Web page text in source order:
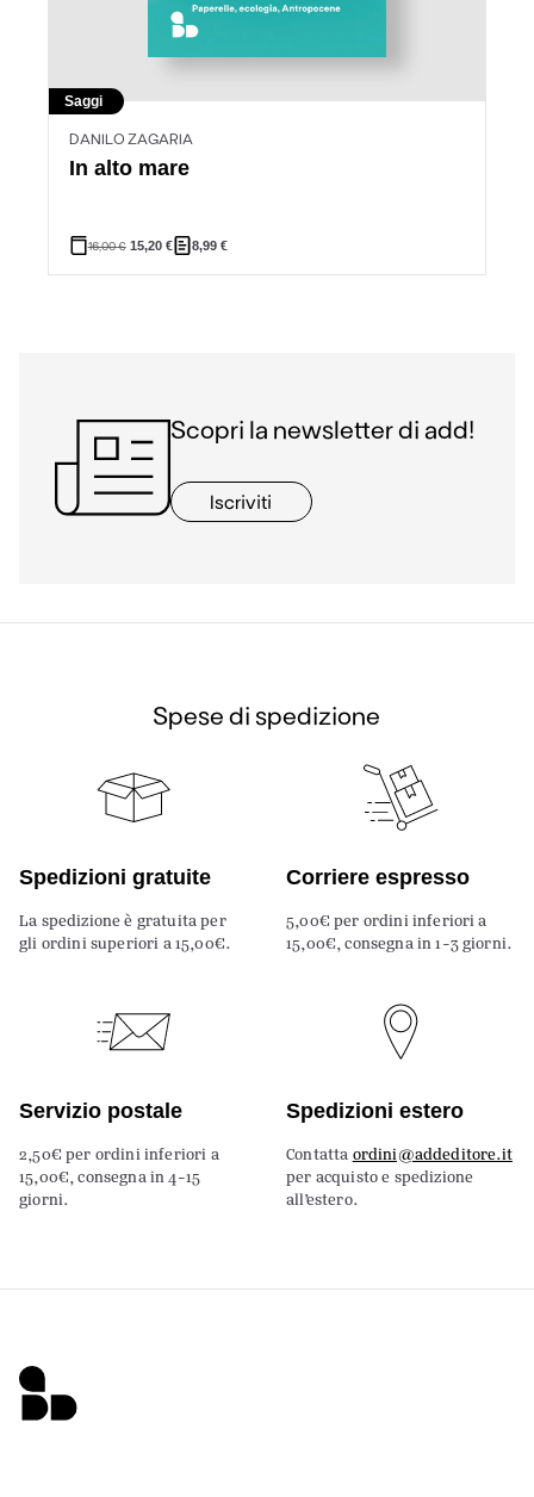
Saggi
DANILO ZAGARIA
In alto mare
16,00€ 15,20 € 8,99 €
Scopri la newsletter di add!
Iscriviti
Spese di spedizione
Spedizioni gratuite
La spedizione è gratuita per
gli ordini superiori a 15,00€.
Corriere espresso
5,00€ per ordini inferiori a
15,00€, consegna in 1-3 giorni.
Servizio postale
2,50€ per ordini inferiori a
15,00€, consegna in 4-15
giorni.
Spedizioni estero
Contatta ordini@addeditore.it
per acquisto e spedizione
all’estero.